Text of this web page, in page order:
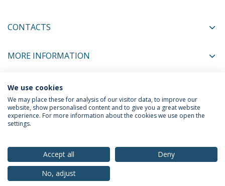
CONTACTS
MORE INFORMATION
COORDINATORS
Privacy Policy
© 2026 Universidade Católica Portuguesa
We use cookies
We may place these for analysis of our visitor data, to improve our
website, show personalised content and to give you a great website
experience. For more information about the cookies we use open the
settings.
Accept all
Deny
No, adjust